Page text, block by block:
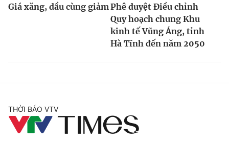
Giá xăng, dầu cùng giảm Phê duyệt Điều chỉnh
Quy hoạch chung Khu
kinh tế Vũng Áng, tỉnh
Hà Tĩnh đến năm 2050
THỜI BÁO VTV